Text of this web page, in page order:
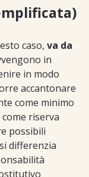
caso, va da
in
in modo
accantonare
come minimo
riserva
possibili
differenzia